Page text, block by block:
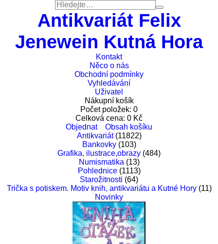
Antikvariát Felix
Jenewein Kutná Hora
Kontakt
Něco o nás
Obchodní podmínky
Vyhledávání
Uživatel
Nákupní košík
Počet položek: 0
Celková cena: 0 Kč
Objednat
Obsah košíku
Antikvariát(11822)
Bankovky(103)
Grafika, ilustrace,obrazy (484)
Numismatika (13)
Pohlednice(1113)
Starožitnosti (64)
Trička s potiskem. Motiv knih, antikvariátu a Kutné Hory(11)
Novinky